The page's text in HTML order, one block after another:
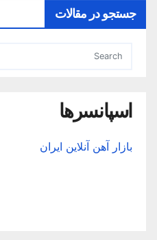
جستجو در مقالات
اسپانسرها
بازار آهن آنلاین ایران